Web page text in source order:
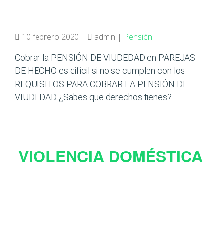
10 febrero 2020 | admin | Pensión
Cobrar la PENSIÓN DE VIUDEDAD en PAREJAS
DE HECHO es difícil si no se cumplen con los
REQUISITOS PARA COBRAR LA PENSIÓN DE
VIUDEDAD ¿Sabes que derechos tienes?
VIOLENCIA DOMÉSTICA